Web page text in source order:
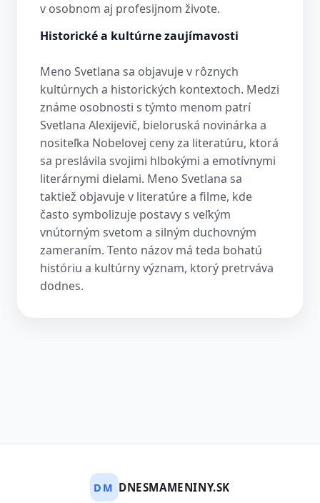
v osobnom aj profesijnom živote.
Historické a kultúrne zaujímavosti
Meno Svetlana sa objavuje v rôznych
kultúrnych a historických kontextoch. Medzi
známe osobnosti s týmto menom patrí
Svetlana Alexijevič, bieloruská novinárka a
nositeľka Nobelovej ceny za literatúru, ktorá
sa preslávila svojimi hlbokými a emotívnymi
literárnymi dielami. Meno Svetlana sa
taktiež objavuje v literatúre a filme, kde
často symbolizuje postavy s veľkým
vnútorným svetom a silným duchovným
zameraním. Tento názov má teda bohatú
históriu a kultúrny význam, ktorý pretrváva
dodnes.
DM DNESMAMENINY.SK